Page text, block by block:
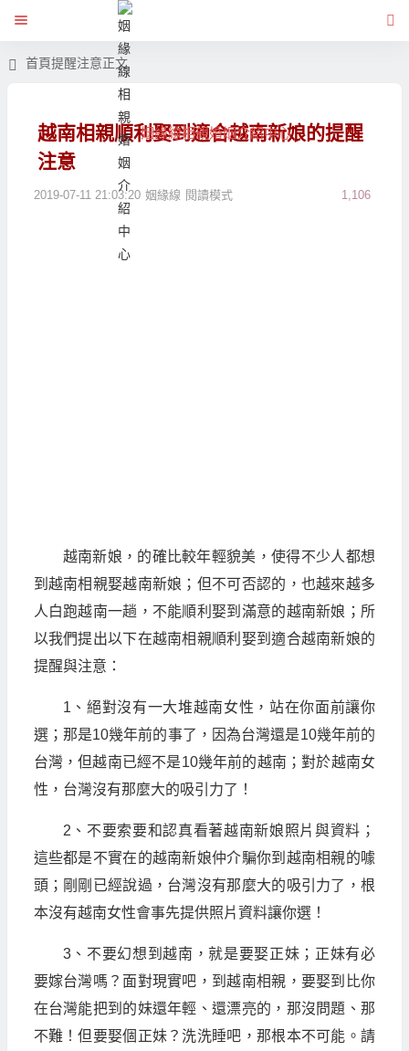
姻緣線相親婚姻介紹中心
首頁提醒注意正文
越南相親順利娶到適合越南新娘的提醒
注意
2019-07-11 21:03:20 姻緣線 1,106
閱讀模式
越南新娘，的確比較年輕貌美，使得不少人都想
到越南相親娶越南新娘；但不可否認的，也越來越多
人白跑越南一趟，不能順利娶到滿意的越南新娘；所
以我們提出以下在越南相親順利娶到適合越南新娘的
提醒與注意：
1、絕對沒有一大堆越南女性，站在你面前讓你
選；那是10幾年前的事了，因為台灣還是10幾年前的
台灣，但越南已經不是10幾年前的越南；對於越南女
性，台灣沒有那麼大的吸引力了！
2、不要索要和認真看著越南新娘照片與資料；
這些都是不實在的越南新娘仲介騙你到越南相親的噱
頭；剛剛已經說過，台灣沒有那麼大的吸引力了，根
本沒有越南女性會事先提供照片資料讓你選！
3、不要幻想到越南，就是要娶正妹；正妹有必
要嫁台灣嗎？面對現實吧，到越南相親，要娶到比你
在台灣能把到的妹還年輕、還漂亮的，那沒問題、那
不難！但要娶個正妹？洗洗睡吧，那根本不可能。請